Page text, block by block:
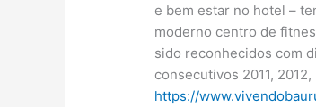
e bem estar no hotel –
moderno centro de
sido reconhecidos com
consecutivos 2011,
https://